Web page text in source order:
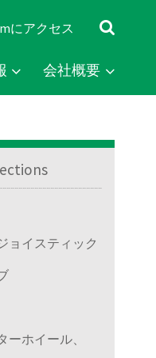
にアクセス
会社概要
ョイスティック
ーホイール、